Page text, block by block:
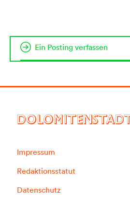
Ein Posting verfassen
DOLOMITENSTADT
Impressum
Redaktionsstatut
Datenschutz